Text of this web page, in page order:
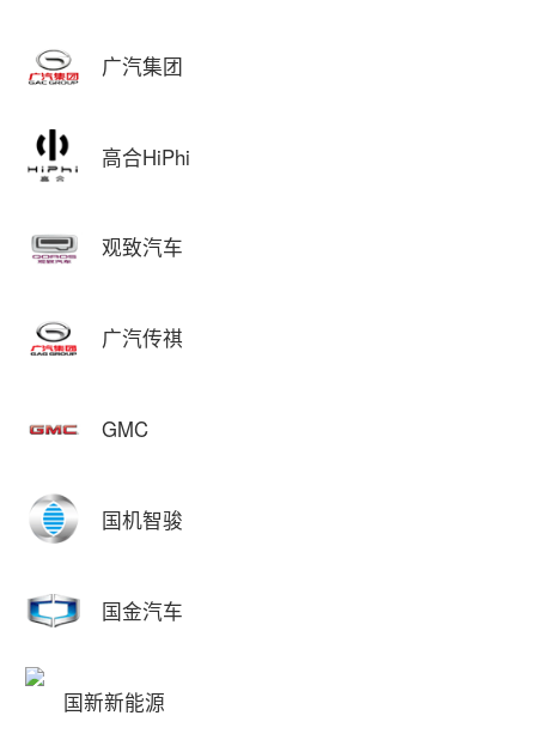
广汽集团
高合HiPhi
观致汽车
广汽传祺
GMC
国机智骏
国金汽车
国新新能源